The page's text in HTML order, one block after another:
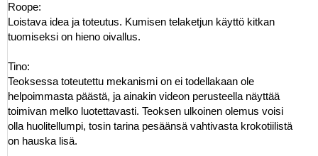
Roope:
Loistava idea ja toteutus. Kumisen telaketjun käyttö kitkan
tuomiseksi on hieno oivallus.
Tino:
Teoksessa toteutettu mekanismi on ei todellakaan ole
helpoimmasta päästä, ja ainakin videon perusteella näyttää
toimivan melko luotettavasti. Teoksen ulkoinen olemus voisi
olla huolitellumpi, tosin tarina pesäänsä vahtivasta krokotiilistä
on hauska lisä.